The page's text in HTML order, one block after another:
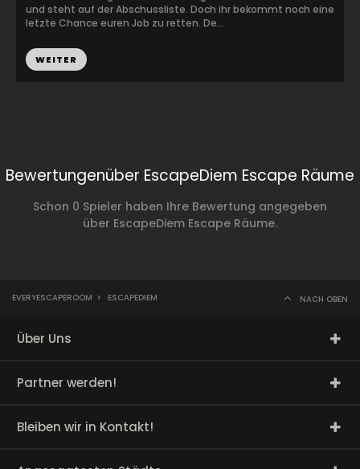
und steht auf der Abschussliste. Doch ihr bekommt noch eine
letzte Chance euren Job zu retten. De...
WEITER
Bewertungenüber EscapeDiem Escape Räume
Schon 0 Spieler haben Ihre Bewertung angegeben
über EscapeDiem Escape Räume.
EVERYESCAPEROOM > ESCAPEDIEM NACH OBEN
Über Uns
Partner werden!
Bleiben wir in Kontakt!